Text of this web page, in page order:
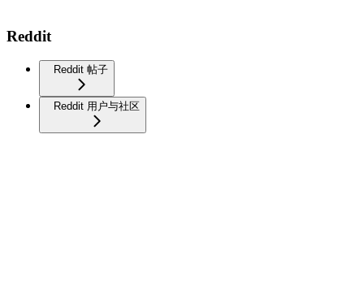
Reddit
Reddit 帖子
Reddit 用户与社区